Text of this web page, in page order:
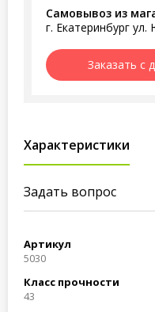
Самовывоз из
г. Екатеринбург
Заказать с
Характеристики
Задать вопрос
Артикул
5030
Класс прочности
43